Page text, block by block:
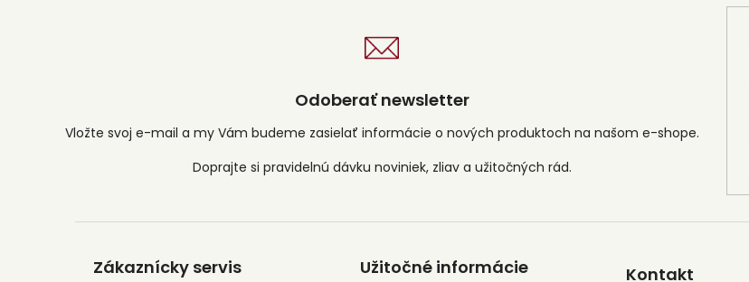
Odoberať newsletter
Vložte svoj e-mail a my Vám budeme zasielať informácie o nových produktoch na našom e-shope.
Zákaznícky servis Užitočné informácie Kontakt